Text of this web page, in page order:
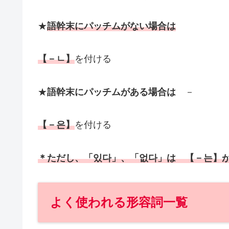
★語幹末にパッチムがない場合は
【－ㄴ】を付ける
★語幹末にパッチムがある場合は －
【－은】を付ける
＊ただし、「있다」、「없다」は 【－는】
よく使われる形容詞一覧